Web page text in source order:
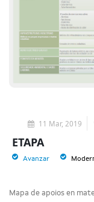
11 Mar, 2019
ETAPA
Avanzar
Mapa de apoios en